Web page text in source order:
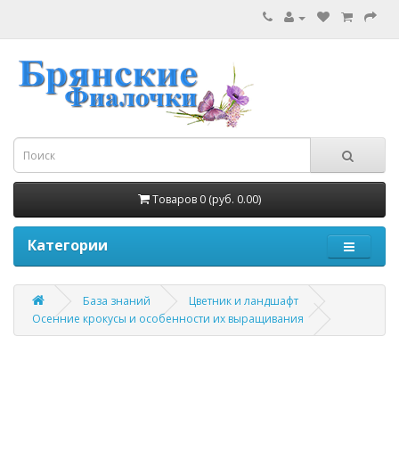
Товаров 0 (руб. 0.00)
Категории
База знаний
Цветник и ландшафт
Осенние крокусы и особенности их выращивания